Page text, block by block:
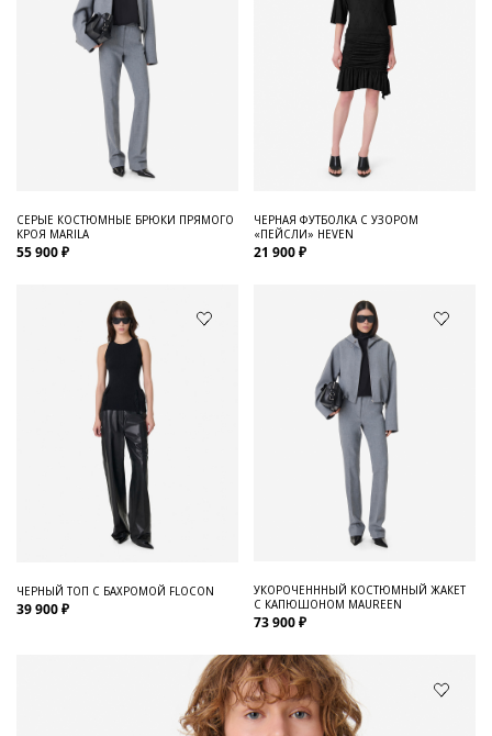
СЕРЫЕ КОСТЮМНЫЕ БРЮКИ ПРЯМОГО
КРОЯ MARILA
55 900 ₽
ЧЕРНАЯ ФУТБОЛКА С УЗОРОМ
«ПЕЙСЛИ» HEVEN
21 900 ₽
ЧЕРНЫЙ ТОП С БАХРОМОЙ FLOCON
39 900 ₽
УКОРОЧЕНННЫЙ КОСТЮМНЫЙ ЖАКЕТ
С КАПЮШОНОМ MAUREEN
73 900 ₽